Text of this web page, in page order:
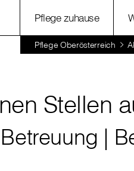
Pflege zuhause
Pflege Oberösterreich
Stellen
|